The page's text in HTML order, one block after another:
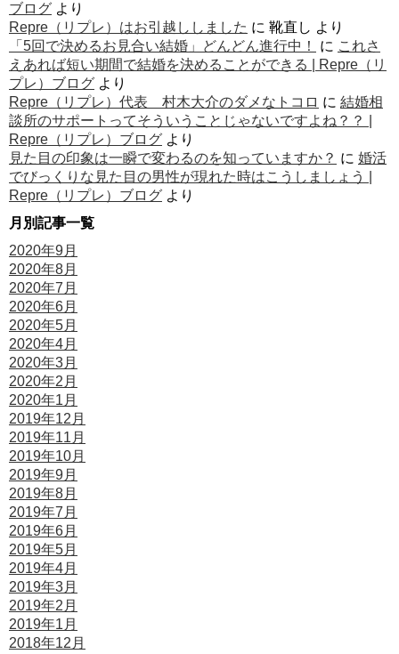
ブログ より
Repre（リプレ）はお引越ししました に 靴直し より
「5回で決めるお見合い結婚」どんどん進行中！
に これさ
えあれば短い期間で結婚を決めることができる | Repre（リ
プレ）ブログ より
Repre（リプレ）代表 村木大介のダメなトコロ に 結婚相
談所のサポートってそういうことじゃないですよね？？ |
Repre（リプレ）ブログ より
見た目の印象は一瞬で変わるのを知っていますか？ に 婚活
でびっくりな見た目の男性が現れた時はこうしましょう |
Repre（リプレ）ブログ より
月別記事一覧
2020年9月
2020年8月
2020年7月
2020年6月
2020年5月
2020年4月
2020年3月
2020年2月
2020年1月
2019年12月
2019年11月
2019年10月
2019年9月
2019年8月
2019年7月
2019年6月
2019年5月
2019年4月
2019年3月
2019年2月
2019年1月
2018年12月